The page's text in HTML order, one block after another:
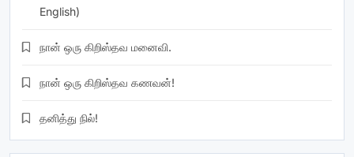
English)
நான் ஒரு கிறிஸ்தவ மனைவி.
நான் ஒரு கிறிஸ்தவ கணவன்!
தனித்து நில்!